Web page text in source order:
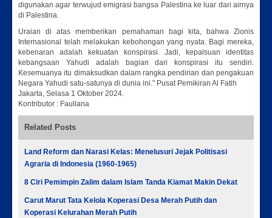
digunakan agar terwujud emigrasi bangsa Palestina ke luar dari airnya
di Palestina.
Uraian di atas memberikan pemahaman bagi kita, bahwa Zionis
Internasional telah melakukan kebohongan yang nyata. Bagi mereka,
kebenaran adalah kekuatan konspirasi. Jadi, kepalsuan identitas
kebangsaan Yahudi adalah bagian dari konspirasi itu sendiri.
Kesemuanya itu dimaksudkan dalam rangka pendirian dan pengakuan
Negara Yahudi satu-satunya di dunia ini.” Pusat Pemikiran Al Fatih
Jakarta, Selasa 1 Oktober 2024.
Kontributor : Faullana
Related Posts
Land Reform dan Narasi Kelas: Menelusuri Jejak Politisasi
Agraria di Indonesia (1960-1965)
8 Ciri Pemimpin Zalim dalam Islam Tanda Kiamat Makin Dekat
Carut Marut Tata Kelola Koperasi Desa Merah Putih dan
Koperasi Kelurahan Merah Putih